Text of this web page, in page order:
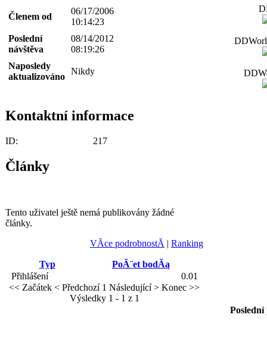
Členem od
06/17/2006
10:14:23
Poslední
návštěva
08/14/2012
08:19:26
Naposledy
aktualizováno
Nikdy
Kontaktní informace
ID: 217
Články
Tento uživatel ještě nemá publikovány žádné
články.
VĂ­ce podrobnostĂ­ | Ranking
Typ
PoĂ¨et bodĂą
Přihlášení
0.01
<< Začátek < Předchozí 1 Následující > Konec >>
Výsledky 1 - 1 z 1